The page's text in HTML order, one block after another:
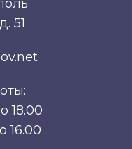
51
18.00
16.00